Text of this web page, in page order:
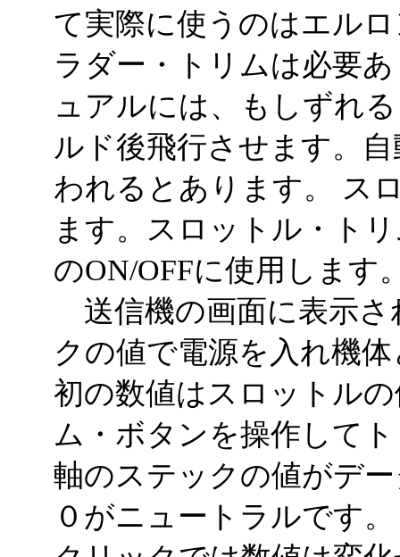
て実際に使うのはエル
ラダー・トリムは必要
ュアルには、もしずれ
ルド後飛行させます。
われるとあります。 ス
ます。スロットル・ト
のON/OFFに使用します
送信機の画面に表示さ
クの値で電源を入れ機
初の数値はスロットル
ム・ボタンを操作して
軸のステックの値がデ
０がニュートラルです